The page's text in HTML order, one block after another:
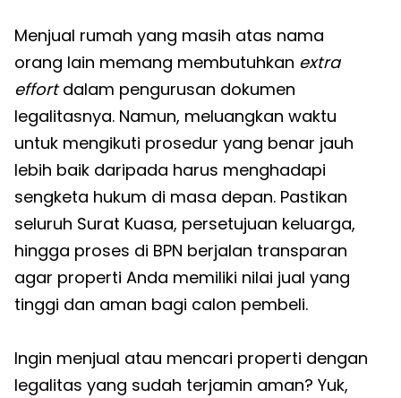
Menjual rumah yang masih atas nama
orang lain memang membutuhkan extra
effortdalam pengurusan dokumen
legalitasnya. Namun, meluangkan waktu
untuk mengikuti prosedur yang benar jauh
lebih baik daripada harus menghadapi
sengketa hukum di masa depan. Pastikan
seluruh Surat Kuasa, persetujuan keluarga,
hingga proses di BPN berjalan transparan
agar properti Anda memiliki nilai jual yang
tinggi dan aman bagi calon pembeli.
Ingin menjual atau mencari properti dengan
legalitas yang sudah terjamin aman? Yuk,